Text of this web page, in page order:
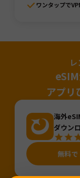
ワンタップで
アプリ
海外
ダウン
無料で